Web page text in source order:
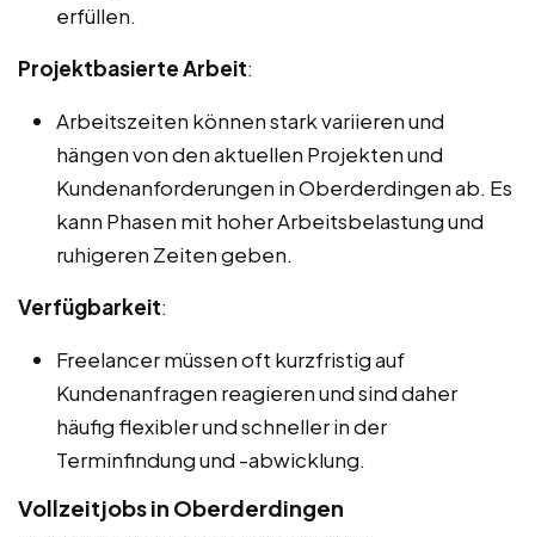
erfüllen.
Projektbasierte Arbeit:
Arbeitszeiten können stark variieren und
hängen von den aktuellen Projekten und
Kundenanforderungen in Oberderdingen ab. Es
kann Phasen mit hoher Arbeitsbelastung und
ruhigeren Zeiten geben.
Verfügbarkeit:
Freelancer müssen oft kurzfristig auf
Kundenanfragen reagieren und sind daher
häufig flexibler und schneller in der
Terminfindung und -abwicklung.
Vollzeitjobs in Oberderdingen